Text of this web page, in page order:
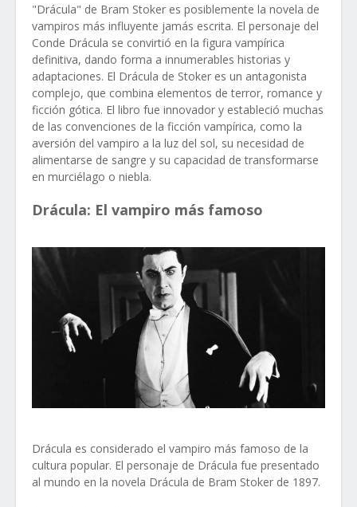
"Drácula" de Bram Stoker es posiblemente la novela de
vampiros más influyente jamás escrita. El personaje del
Conde Drácula se convirtió en la figura vampírica
definitiva, dando forma a innumerables historias y
adaptaciones. El Drácula de Stoker es un antagonista
complejo, que combina elementos de terror, romance y
ficción gótica. El libro fue innovador y estableció muchas
de las convenciones de la ficción vampírica, como la
aversión del vampiro a la luz del sol, su necesidad de
alimentarse de sangre y su capacidad de transformarse
en murciélago o niebla.
Drácula: El vampiro más famoso
Drácula es considerado el vampiro más famoso de la
cultura popular. El personaje de Drácula fue presentado
al mundo en la novela Drácula de Bram Stoker de 1897.